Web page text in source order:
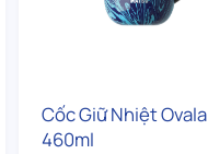
Cốc Giữ Nhiệt Ovala
460ml